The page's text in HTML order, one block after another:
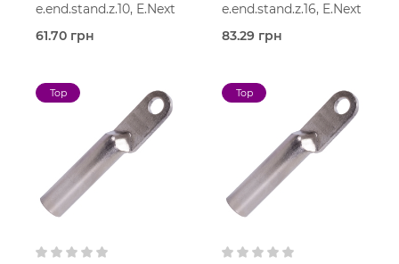
e.end.stand.z.10, E.Next
61.70 грн
Наконечники мідні
оцинковані
E.Next
Мідь
оцинкована
10 мм2
e.end.stand.z.16, E.Next
83.29 грн
Наконечники мідні
оцинковані
E.Next
Мідь
оцинкована
16 мм2
Top Top